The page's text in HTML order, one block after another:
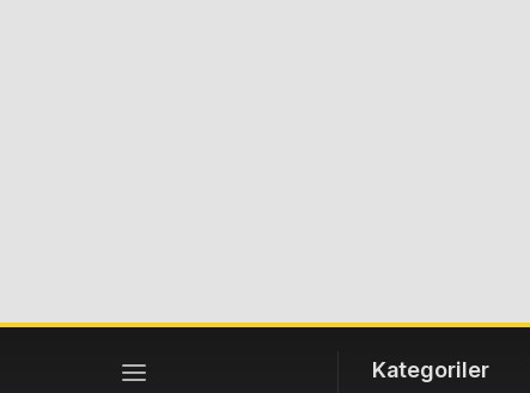
Kategoriler